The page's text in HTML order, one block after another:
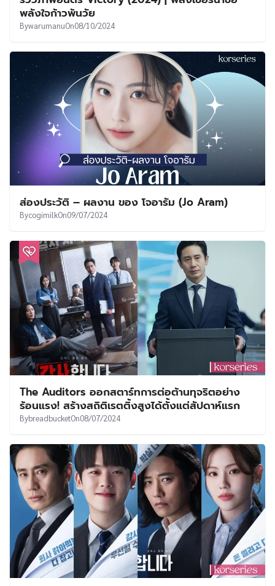
พลังใจก้าวพ้นวัย
BywarumanuOn08/10/2024
ส่องประวัติ – ผลงาน ของ โจอารัม (Jo Aram)
BycogimilkOn09/07/2024
The Auditors ออกสตาร์ทการต่อต้านทุจริตอย่าง
ร้อนแรง! สร้างสถิติเรตติ้งสูงได้ตั้งแต่สัปดาห์แรก
BybreadbucketOn08/07/2024